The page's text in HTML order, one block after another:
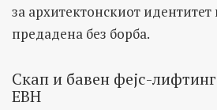
за архитектонскиот идентитет
предадена без борба.
Скап и бавен фејс-
ЕВН